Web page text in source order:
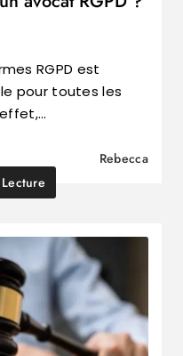
RGPD est
pour toutes les
Rebecca